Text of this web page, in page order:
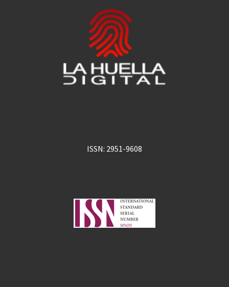
ISSN: 2951-9608